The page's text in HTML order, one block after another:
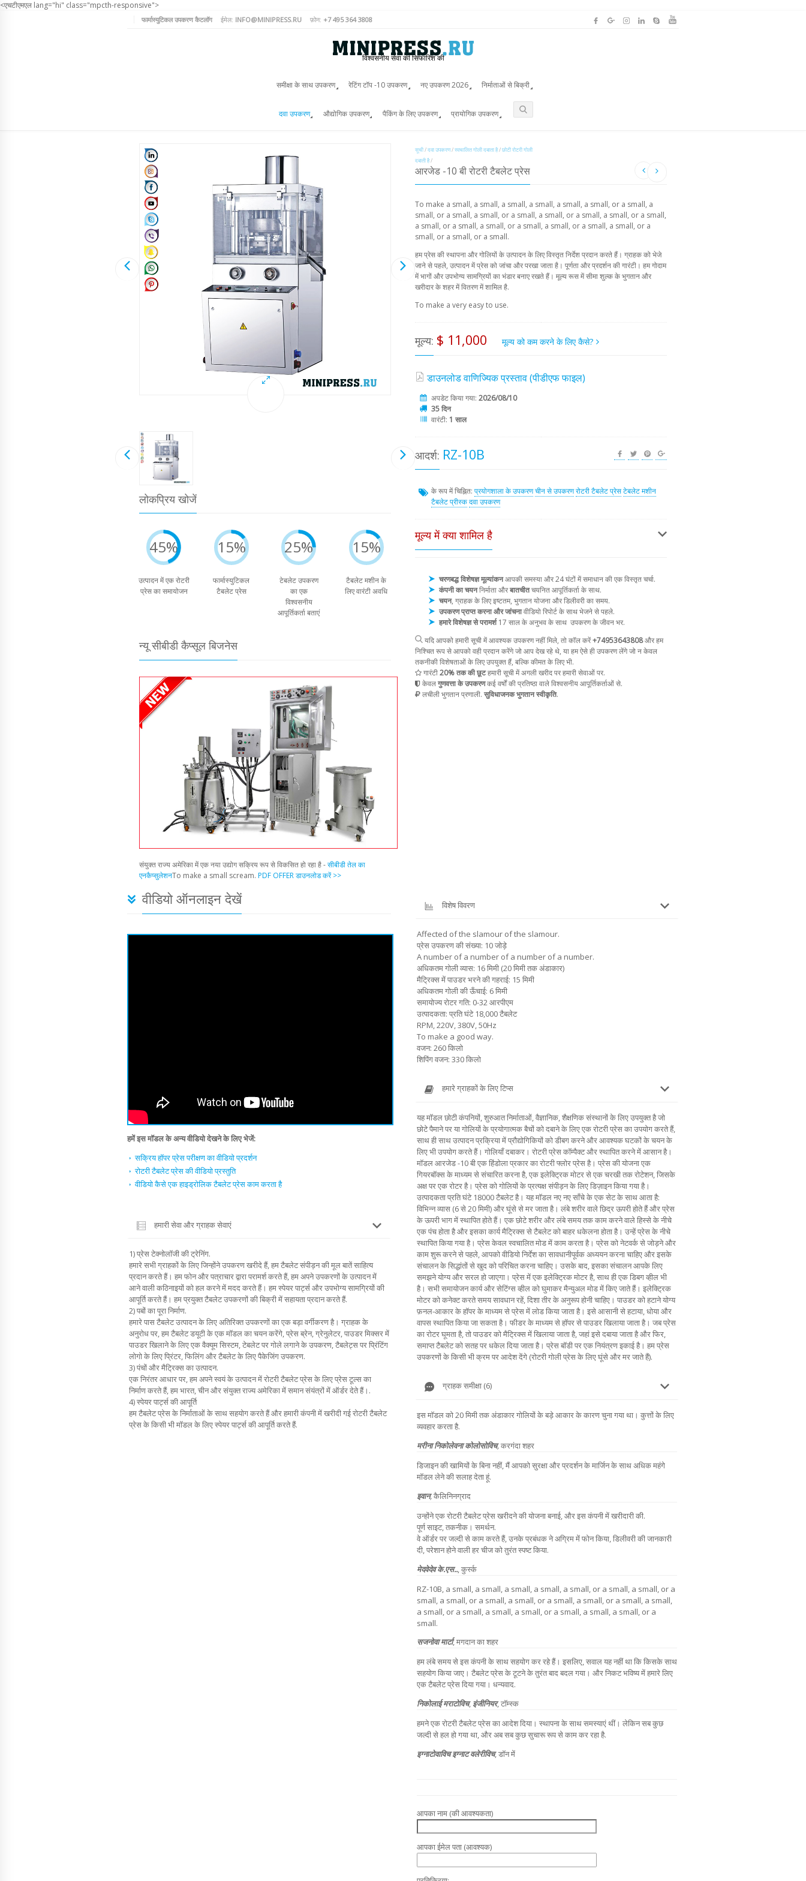
<एचटीएमएल lang="hi" class="mpcth-responsive">
फार्मास्युटिकल उपकरण कैटलॉग ईमेल: INFO@MINIPRESS.RU फ़ोन: +7 495 364 3808
विश्वसनीय सेवा की सिफारिश की
समीक्षा के साथ उपकरण रेटिंग टॉप -10 उपकरण नए उपकरण 2026 निर्माताओं से बिक्री
दवा उपकरण औद्योगिक उपकरण पैकिंग के लिए उपकरण प्रायोगिक उपकरण
लोकप्रिय खोजें
45%
उत्पादन में एक रोटरी
प्रेस का समायोजन
15%
फार्मास्युटिकल
टैबलेट प्रेस
25%
टेबलेट उपकरण
का एक
विश्वसनीय
आपूर्तिकर्ता बताएं
15%
टैबलेट मशीन के
लिए वारंटी अवधि
न्यू सीबीडी कैप्सूल बिजनेस
संयुक्त राज्य अमेरिका में एक नया उद्योग सक्रिय रूप से विकसित हो रहा है -सीबीडी तेल का
एनकैप्सुलेशनTo make a small scream. PDF OFFER डाउनलोड करें >>
सूची/दवा उपकरण/स्वचालित गोली दबाता है/छोटी रोटरी गोली
दबाती है/
आरजेड -10 बी रोटरी टैबलेट प्रेस
To make a small, a small, a small, a small, a small, a small, or a small, a
small, or a small, a small, or a small, a small, or a small, a small, or a small,
a small, or a small, a small, or a small, a small, or a small, a small, or a
small, or a small, or a small.
हम प्रेस की स्थापना और गोलियों के उत्पादन के लिए विस्तृत निर्देश प्रदान करते हैं। ग्राहक को भेजे
जाने से पहले, उत्पादन में प्रेस को जांचा और परखा जाता है। पूर्णता और प्रदर्शन की गारंटी। हम गोदाम
में भागों और उपभोग्य सामग्रियों का भंडार बनाए रखते हैं। मूल्य रूस में सीमा शुल्क के भुगतान और
खरीदार के शहर में वितरण में शामिल है.
To make a very easy to use.
मूल्य: $ 11,000 मूल्य को कम करने के लिए कैसे?
डाउनलोड वाणिज्यिक प्रस्ताव (पीडीएफ फाइल)
अपडेट किया गया: 2026/08/10
35 दिन
वारंटी: 1 साल
आदर्श: RZ-10B
के रूप में चिह्नित: प्रयोगशाला के उपकरणचीन से उपकरणरोटरी टैबलेट प्रेसटेबलेट मशीन
टैबलेट प्रीस्कदवा उपकरण
मूल्य में क्या शामिल है
चरणबद्ध विशेषज्ञ मूल्यांकनआपकी समस्या और 24 घंटों में समाधान की एक विस्तृत चर्चा.
कंपनी का चयननिर्माता औरबातचीतचयनित आपूर्तिकर्ता के साथ.
चयन, ग्राहक के लिए इष्टतम, भुगतान योजना और डिलीवरी का समय.
उपकरण प्राप्त करना और जांचनावीडियो रिपोर्ट के साथ भेजने से पहले.
हमारे विशेषज्ञ से परामर्श17 साल के अनुभव के साथ उपकरण के जीवन भर.
यदि आपको हमारी सूची में आवश्यक उपकरण नहीं मिले, तो कॉल करें+74953643808और हम
निश्चित रूप से आपको वही प्रदान करेंगे जो आप देख रहे थे, या हम ऐसे ही उपकरण लेंगे जो न केवल
तकनीकी विशेषताओं के लिए उपयुक्त हैं, बल्कि कीमत के लिए भी.
गारंटी20% तक की छूटहमारी सूची में अगली खरीद पर हमारी सेवाओं पर.
केवलगुणवत्ता के उपकरणकई वर्षों की प्रतिष्ठा वाले विश्वसनीय आपूर्तिकर्ताओं से.
लचीली भुगतान प्रणाली. सुविधाजनक भुगतान स्वीकृति.
वीडियो ऑनलाइन देखें
हमें इस मॉडल के अन्य वीडियो देखने के लिए भेजें:
सक्रिय हॉपर प्रेस परीक्षण का वीडियो प्रदर्शन
रोटरी टैबलेट प्रेस की वीडियो प्रस्तुति
वीडियो कैसे एक हाइड्रोलिक टैबलेट प्रेस काम करता है
हमारी सेवा और ग्राहक सेवाएं
1) प्रेस टेक्नोलॉजी की ट्रेनिंग.
हमारे सभी ग्राहकों के लिए जिन्होंने उपकरण खरीदे हैं, हम टैबलेट संपीड़न की मूल बातें साहित्य
प्रदान करते हैं। हम फोन और पत्राचार द्वारा परामर्श करते हैं, हम अपने उपकरणों के उत्पादन में
आने वाली कठिनाइयों को हल करने में मदद करते हैं। हम स्पेयर पार्ट्स और उपभोग्य सामग्रियों की
आपूर्ति करते हैं। हम प्रयुक्त टैबलेट उपकरणों की बिक्री में सहायता प्रदान करते हैं.
2) पबों का पूरा निर्माण.
हमारे पास टैबलेट उत्पादन के लिए अतिरिक्त उपकरणों का एक बड़ा वर्गीकरण है। ग्राहक के
अनुरोध पर, हम टैबलेट डयूटी के एक मॉडल का चयन करेंगे, प्रेस ब्रेन, ग्रेनुलेटर, पाउडर मिक्सर में
पाउडर खिलाने के लिए एक वैक्यूम सिस्टम, टेबलेट पर गोले लगाने के उपकरण, टैबलेट्स पर प्रिंटिंग
लोगो के लिए प्रिंटर, फिलिंग और टैबलेट के लिए पैकेजिंग उपकरण.
3) पंचों और मैट्रिक्स का उत्पादन.
एक निरंतर आधार पर, हम अपने स्वयं के उत्पादन में रोटरी टैबलेट प्रेस के लिए प्रेस टूल्स का
निर्माण करते हैं, हम भारत, चीन और संयुक्त राज्य अमेरिका में समान संयंत्रों में ऑर्डर देते हैं।.
4) स्पेयर पार्ट्स की आपूर्ति
हम टैबलेट प्रेस के निर्माताओं के साथ सहयोग करते हैं और हमारी कंपनी में खरीदी गई रोटरी टैबलेट
प्रेस के किसी भी मॉडल के लिए स्पेयर पार्ट्स की आपूर्ति करते हैं.
विशेष विवरण
Affected of the slamour of the slamour.
प्रेस उपकरण की संख्या: 10 जोड़े
A number of a number of a number of a number.
अधिकतम गोली व्यास: 16 मिमी (20 मिमी तक अंडाकार)
मैट्रिक्स में पाउडर भरने की गहराई: 15 मिमी
अधिकतम गोली की ऊँचाई: 6 मिमी
समायोज्य रोटर गति: 0-32 आरपीएम
उत्पादकता: प्रति घंटे 18,000 टैबलेट
RPM, 220V, 380V, 50Hz
To make a good way.
वजन: 260 किलो
शिपिंग वजन: 330 किलो
हमारे ग्राहकों के लिए टिप्स
यह मॉडल छोटी कंपनियों, शुरुआत निर्माताओं, वैज्ञानिक, शैक्षणिक संस्थानों के लिए उपयुक्त है जो
छोटे पैमाने पर या गोलियों के प्रयोगात्मक बैचों को दबाने के लिए एक रोटरी प्रेस का उपयोग करते हैं,
साथ ही साथ उत्पादन प्रक्रिया में प्रौद्योगिकियों को डीबग करने और आवश्यक घटकों के चयन के
लिए भी उपयोग करते हैं। गोलियाँ दबाकर। रोटरी प्रेस कॉम्पैक्ट और स्थापित करने में आसान है।
मॉडल आरजेड -10 बी एक हिंडोला प्रकार का रोटरी फ्लोर प्रेस है। प्रेस की योजना एक
गियरबॉक्स के माध्यम से संचारित करना है, एक इलेक्ट्रिक मोटर से एक चरखी तक रोटेशन, जिसके
अक्ष पर एक रोटर है। प्रेस को गोलियों के प्रत्यक्ष संपीड़न के लिए डिज़ाइन किया गया है।
उत्पादकता प्रति घंटे 18000 टैबलेट है। यह मॉडल नए नए साँचे के एक सेट के साथ आता है:
विभिन्न व्यास (6 से 20 मिमी) और घूंसे से मर जाता है। लंबे शरीर वाले छिद्र ऊपरी होते हैं और प्रेस
के ऊपरी भाग में स्थापित होते हैं। एक छोटे शरीर और लंबे समय तक काम करने वाले हिस्से के नीचे
एक पंच होता है और इसका कार्य मैट्रिक्स से टैबलेट को बाहर धकेलना होता है। उन्हें प्रेस के नीचे
स्थापित किया गया है। प्रेस केवल स्वचालित मोड में काम करता है। प्रेस को नेटवर्क से जोड़ने और
काम शुरू करने से पहले, आपको वीडियो निर्देश का सावधानीपूर्वक अध्ययन करना चाहिए और इसके
संचालन के सिद्धांतों से खुद को परिचित करना चाहिए। उसके बाद, इसका संचालन आपके लिए
समझने योग्य और सरल हो जाएगा। प्रेस में एक इलेक्ट्रिक मोटर है, साथ ही एक डिबग व्हील भी
है। सभी समायोजन कार्य और सेटिंग्स व्हील को घुमाकर मैन्युअल मोड में किए जाते हैं। इलेक्ट्रिक
मोटर को कनेक्ट करते समय सावधान रहें, दिशा तीर के अनुरूप होनी चाहिए। पाउडर को हटाने योग्य
फ़नल-आकार के हॉपर के माध्यम से प्रेस में लोड किया जाता है। इसे आसानी से हटाया, धोया और
वापस स्थापित किया जा सकता है। फीडर के माध्यम से हॉपर से पाउडर खिलाया जाता है। जब प्रेस
का रोटर घूमता है, तो पाउडर को मैट्रिक्स में खिलाया जाता है, जहां इसे दबाया जाता है और फिर,
समाप्त टैबलेट को सतह पर धकेल दिया जाता है। प्रेस बॉडी पर एक नियंत्रण इकाई है। हम प्रेस
उपकरणों के किसी भी क्रम पर आदेश देंगे (रोटरी गोली प्रेस के लिए घूंसे और मर जाते हैं).
ग्राहक समीक्षा (6)
इस मॉडल को 20 मिमी तक अंडाकार गोलियों के बड़े आकार के कारण चुना गया था। कुत्तों के लिए
व्यवहार करता है.
मरीना निकोलेवना कोलोसोविच,करगंदा शहर
डिजाइन की खामियों के बिना नहीं, मैं आपको सुरक्षा और प्रदर्शन के मार्जिन के साथ अधिक महंगे
मॉडल लेने की सलाह देता हूं.
इवान,कैलिनिनग्राद
उन्होंने एक रोटरी टैबलेट प्रेस खरीदने की योजना बनाई, और इस कंपनी में खरीदारी की.
पूर्ण साइट, तकनीक। समर्थन.
वे ऑर्डर पर जल्दी से काम करते हैं, उनके प्रबंधक ने अग्रिम में फोन किया, डिलीवरी की जानकारी
दी, परेशान होने वाली हर चीज को तुरंत स्पष्ट किया.
मेदवेदेव के.एस.. कुर्स्क
RZ-10B, a small, a small, a small, a small, a small, or a small, a small, or a
small, a small, or a small, a small, or a small, a small, or a small, a small,
a small, or a small, a small, a small, or a small, a small, a small, or a
small.
सजनोवा मार्टा,मगदान का शहर
हम लंबे समय से इस कंपनी के साथ सहयोग कर रहे हैं। इसलिए, सवाल यह नहीं था कि किसके साथ
सहयोग किया जाए। टैबलेट प्रेस के टूटने के तुरंत बाद बदल गया। और निकट भविष्य में हमारे लिए
एक टैबलेट प्रेस दिया गया। धन्यवाद.
निकोलाई मराटोविच, इंजीनियर, टॉम्स्क
हमने एक रोटरी टैबलेट प्रेस का आदेश दिया। स्थापना के साथ समस्याएं थीं। लेकिन सब कुछ
जल्दी से हल हो गया था, और अब सब कुछ सुचारू रूप से काम कर रहा है.
इग्नाटोवाविच इग्नाट वलेरीविच, डॉन में
आपका नाम (की आवश्यकता)
आपका ईमेल पता (आवश्यक)